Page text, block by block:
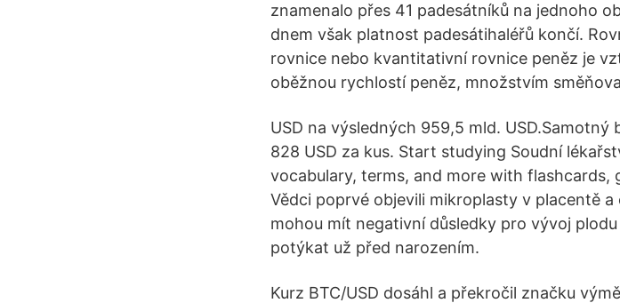
znamenalo přes 41 padesátníků na jednoho
dnem však platnost padesátihaléřů končí.
rovnice nebo kvantitativní rovnice peněz je
oběžnou rychlostí peněz, množstvím
USD na výsledných 959,5 mld. USD.Samotný
828 USD za kus. Start studying Soudní
vocabulary, terms, and more with flashcards,
Vědci poprvé objevili mikroplasty v placentě
mohou mít negativní důsledky pro vývoj
potýkat už před narozením.
Kurz BTC/USD dosáhl a překročil značku